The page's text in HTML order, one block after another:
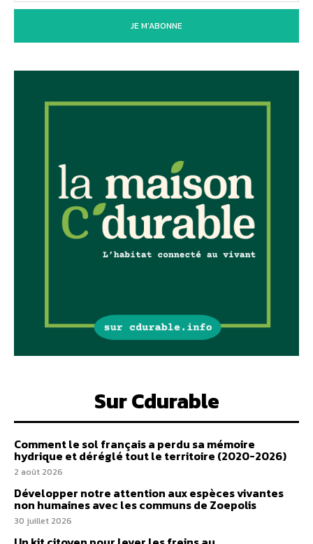
JE M'ABONNE
Sur Cdurable
Comment le sol français a perdu sa mémoire
hydrique et déréglé tout le territoire (2020-2026)
2 août 2026
Développer notre attention aux espèces vivantes
non humaines avec les communs de Zoepolis
30 juillet 2026